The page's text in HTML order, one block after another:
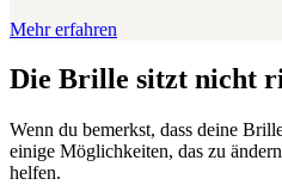
Mehr erfahren
Die Brille sitzt nicht
Wenn du bemerkst, dass deine
einige Möglichkeiten, das zu
helfen.